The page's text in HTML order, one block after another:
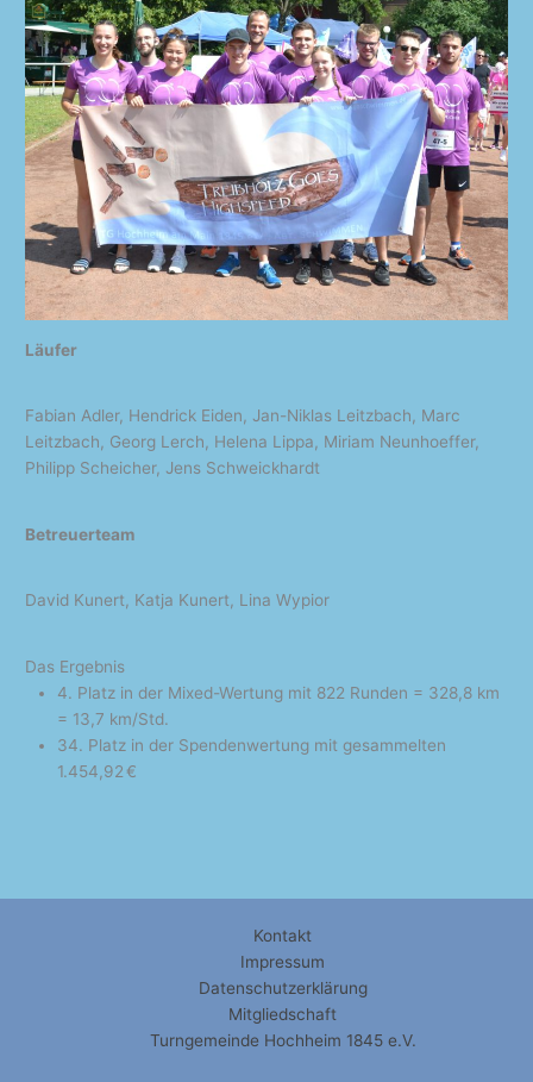
Läufer
Fabian Adler, Hendrick Eiden, Jan-Niklas Leitzbach, Marc
Leitzbach, Georg Lerch, Helena Lippa, Miriam Neunhoeffer,
Philipp Scheicher, Jens Schweickhardt
Betreuerteam
David Kunert, Katja Kunert, Lina Wypior
Das Ergebnis
4. Platz in der Mixed-Wertung mit 822 Runden = 328,8 km
= 13,7 km/Std.
34. Platz in der Spendenwertung mit gesammelten
1.454,92 €
Kontakt
Impressum
Datenschutzerklärung
Mitgliedschaft
Turngemeinde Hochheim 1845 e.V.